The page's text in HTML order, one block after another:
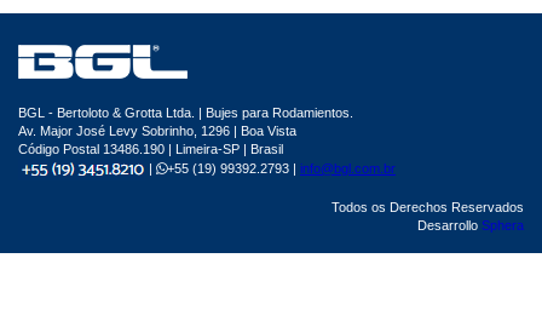
BGL - Bertoloto & Grotta Ltda. | Bujes para Rodamientos.
Av. Major José Levy Sobrinho, 1296 | Boa Vista
Código Postal 13486.190 | Limeira-SP | Brasil
|
+55 (19) 99392.2793 | info@bgl.com.br
Todos os Derechos Reservados
Desarrollo Sphera